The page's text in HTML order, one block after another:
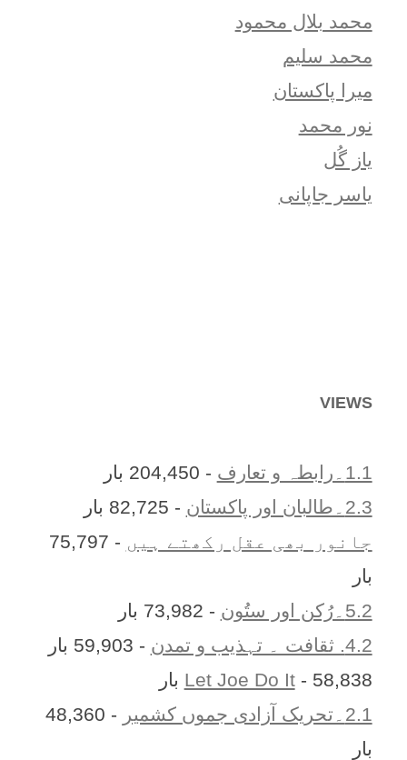
محمد بلال محمود
محمد سلیم
میرا پاکستان
نور محمد
یاز گُل
یاسر جاپانی
VIEWS
1.1۔رابطہ و تعارف
- 204,450 بار
2.3۔طالبان اور پاکستان
- 82,725 بار
جانور بھی عقل رکھتے ہیں
- 75,797
بار
5.2۔رُکن اور ستُون
- 73,982 بار
4.2. ثقافت ۔ تہذیب و تمدن
- 59,903 بار
Let Joe Do It- 58,838 بار
2.1۔تحریک آزادی جموں کشمیر
- 48,360
بار